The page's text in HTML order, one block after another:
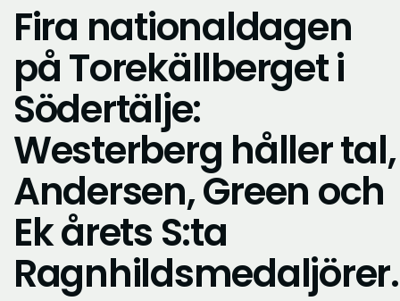
Fira nationaldagen
på Torekällberget i
Södertälje:
Westerberg håller tal,
Andersen, Green och
Ek årets S:ta
Ragnhildsmedaljörer.